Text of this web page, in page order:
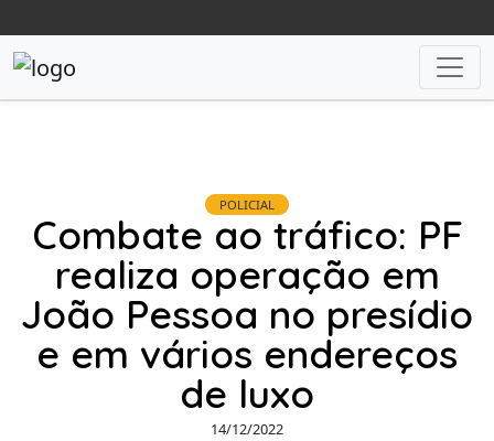
POLICIAL
Combate ao tráfico: PF
realiza operação em
João Pessoa no presídio
e em vários endereços
de luxo
14/12/2022